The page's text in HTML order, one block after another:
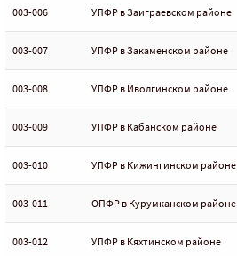
003-006 УПФР в Заиграевском районе
003-007 УПФР в Закаменском районе
003-008 УПФР в Иволгинском районе
003-009 УПФР в Кабанском районе
003-010 УПФР в Кижингинском районе
003-011 ОПФР в Курумканском районе
003-012 УПФР в Кяхтинском районе